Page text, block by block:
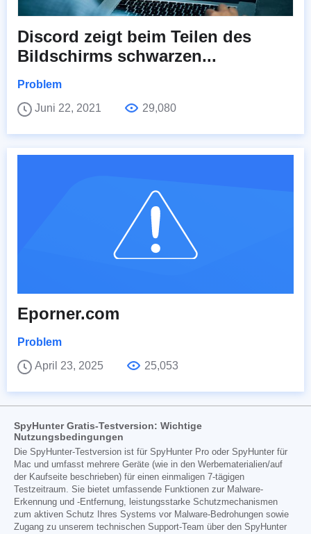
Discord zeigt beim Teilen des
Bildschirms schwarzen...
Problem
Juni 22, 2021
29,080
Eporner.com
Problem
April 23, 2025
25,053
SpyHunter Gratis-Testversion: Wichtige
Nutzungsbedingungen
Die SpyHunter-Testversion ist für SpyHunter Pro oder SpyHunter für
Mac und umfasst mehrere Geräte (wie in den Werbematerialien/auf
der Kaufseite beschrieben) für einen einmaligen 7-tägigen
Testzeitraum. Sie bietet umfassende Funktionen zur Malware-
Erkennung und -Entfernung, leistungsstarke Schutzmechanismen
zum aktiven Schutz Ihres Systems vor Malware-Bedrohungen sowie
Zugang zu unserem technischen Support-Team über den SpyHunter